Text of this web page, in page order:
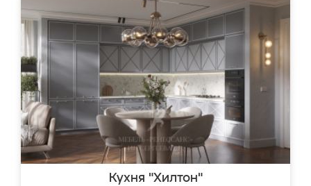
Кухня "Хилтон"